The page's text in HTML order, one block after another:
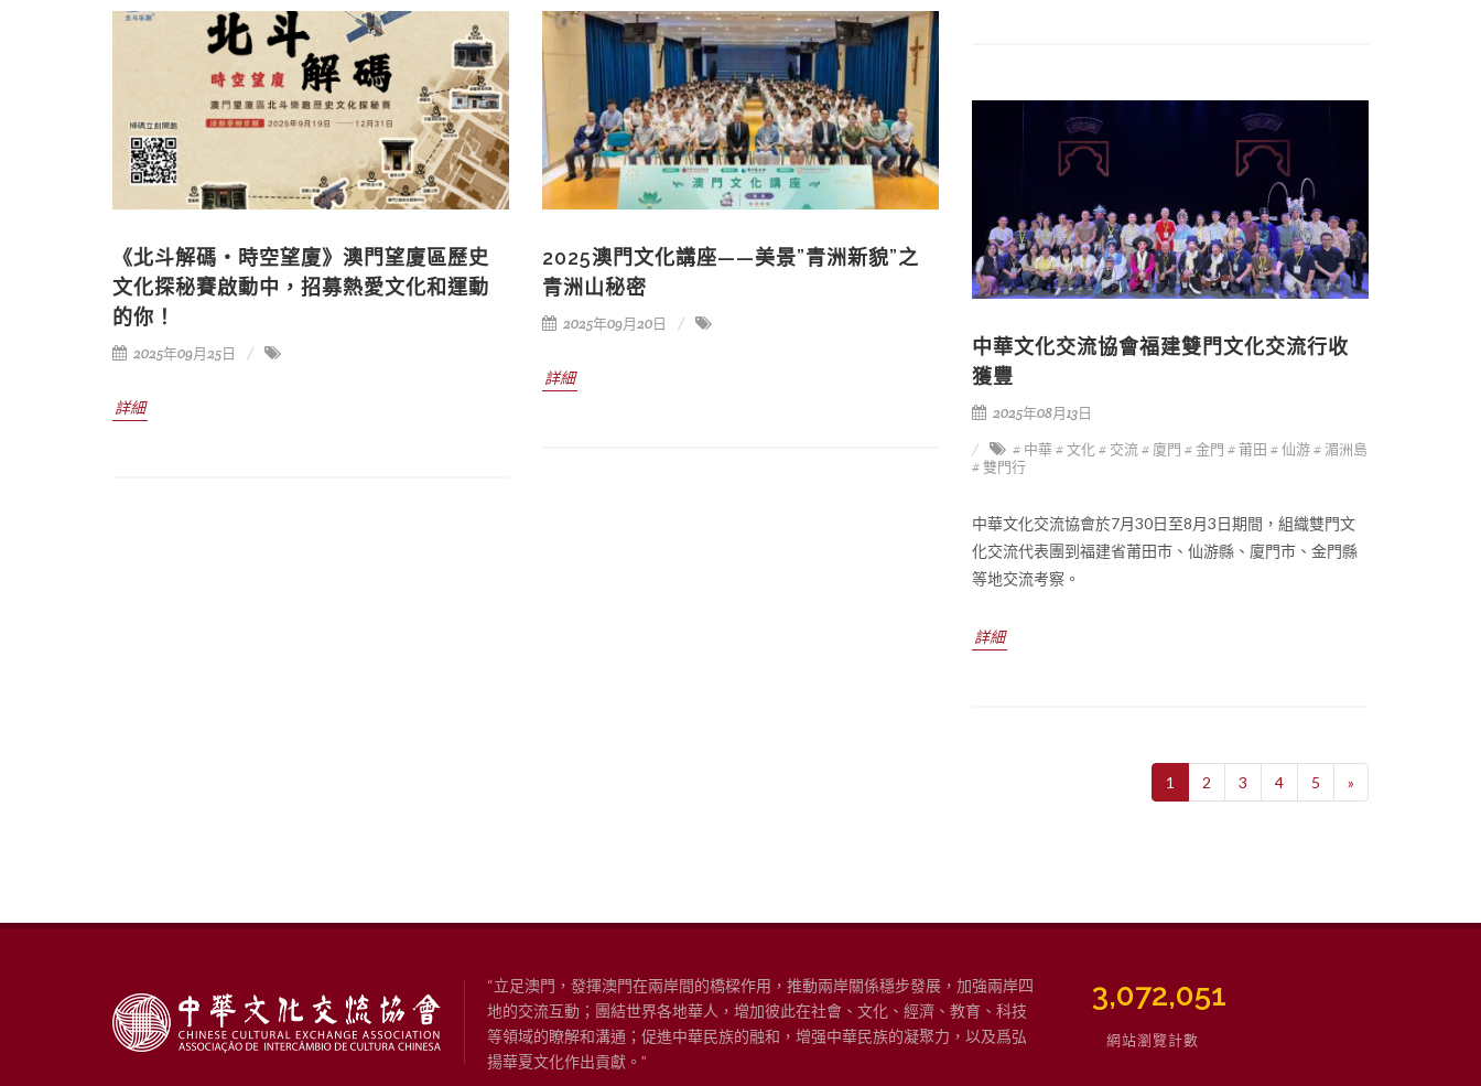
《北斗解碼・時空望廈》澳門望廈區歷史
文化探秘賽啟動中，招募熱愛文化和運動
的你！
2025年09月25日
詳細
2025澳門文化講座——美景”青洲新貌”之
青洲山秘密
2025年09月20日
詳細
中華文化交流協會福建雙門文化交流行收
獲豐
2025年08月13日
# 中華# 文化# 交流# 廈門 # 金門 # 莆田 # 仙游# 湄洲島
# 雙門行
中華文化交流協會於7月30日至8月3日期間，組織雙門文
化交流代表團到福建省莆田巿、仙游縣、廈門市、金門縣
等地交流考察。
詳細
1 2 3 4 5 »
“立足澳門，發揮澳門在兩岸間的橋樑作用，推動兩岸關係穩步發展，加強兩岸四
地的交流互動；團結世界各地華人，增加彼此在社會、文化、經濟、教育、科技
等領域的瞭解和溝通；促進中華民族的融和，增强中華民族的凝聚力，以及爲弘
揚華夏文化作出貢獻。”
3,765,729
網站瀏覽計數